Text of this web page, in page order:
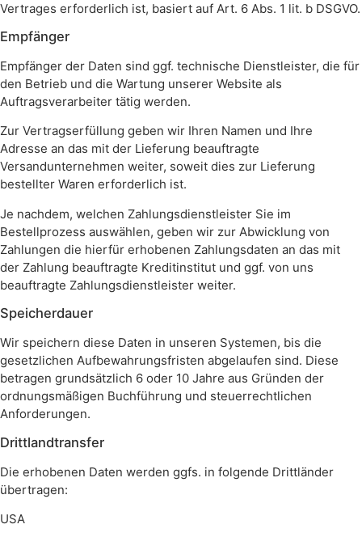
Vertrages erforderlich ist, basiert auf Art. 6 Abs. 1 lit. b DSGVO.
Empfänger
Empfänger der Daten sind ggf. technische Dienstleister, die für
den Betrieb und die Wartung unserer Website als
Auftragsverarbeiter tätig werden.
Zur Vertragserfüllung geben wir Ihren Namen und Ihre
Adresse an das mit der Lieferung beauftragte
Versandunternehmen weiter, soweit dies zur Lieferung
bestellter Waren erforderlich ist.
Je nachdem, welchen Zahlungsdienstleister Sie im
Bestellprozess auswählen, geben wir zur Abwicklung von
Zahlungen die hierfür erhobenen Zahlungsdaten an das mit
der Zahlung beauftragte Kreditinstitut und ggf. von uns
beauftragte Zahlungsdienstleister weiter.
Speicherdauer
Wir speichern diese Daten in unseren Systemen, bis die
gesetzlichen Aufbewahrungsfristen abgelaufen sind. Diese
betragen grundsätzlich 6 oder 10 Jahre aus Gründen der
ordnungsmäßigen Buchführung und steuerrechtlichen
Anforderungen.
Drittlandtransfer
Die erhobenen Daten werden ggfs. in folgende Drittländer
übertragen:
USA